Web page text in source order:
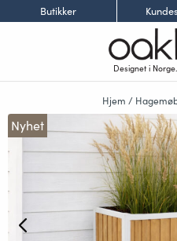
Butikker
Designet i
Hjem /
Nyhet